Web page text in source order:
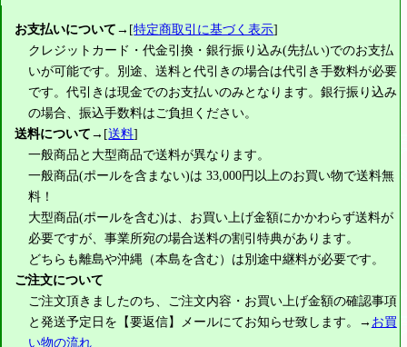
お支払いについて→[特定商取引に基づく表示]
クレジットカード・代金引換・銀行振り込み(先払い)でのお支払
いが可能です。別途、送料と代引きの場合は代引き手数料が必要
です。代引きは現金でのお支払いのみとなります。銀行振り込み
の場合、振込手数料はご負担ください。
送料について→[送料]
一般商品と大型商品で送料が異なります。
一般商品(ポールを含まない)は 33,000円 以上のお買い物で送料無
料！
大型商品(ポールを含む)は、お買い上げ金額にかかわらず送料が
必要ですが、事業所宛の場合送料の割引特典があります。
どちらも離島や沖縄（本島を含む）は別途中継料が必要です。
ご注文について
ご注文頂きましたのち、ご注文内容・お買い上げ金額の確認事項
と発送予定日を【要返信】メールにてお知らせ致します。→ お買
い物の流れ